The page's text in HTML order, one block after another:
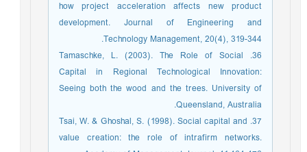
how project acceleration affects new product
development. Journal of Engineering and
Technology Management, 20(4), 319-344.
36. Tamaschke, L. (2003). The Role of Social
Capital in Regional Technological Innovation:
Seeing both the wood and the trees. University of
Queensland, Australia.
37. Tsai, W. & Ghoshal, S. (1998). Social capital and
value creation: the role of intrafirm networks.